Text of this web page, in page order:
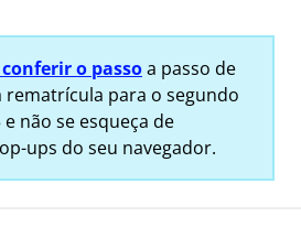
o passoa passo de
rematrícula para o segundo
não se esqueça de
ups do seu navegador.